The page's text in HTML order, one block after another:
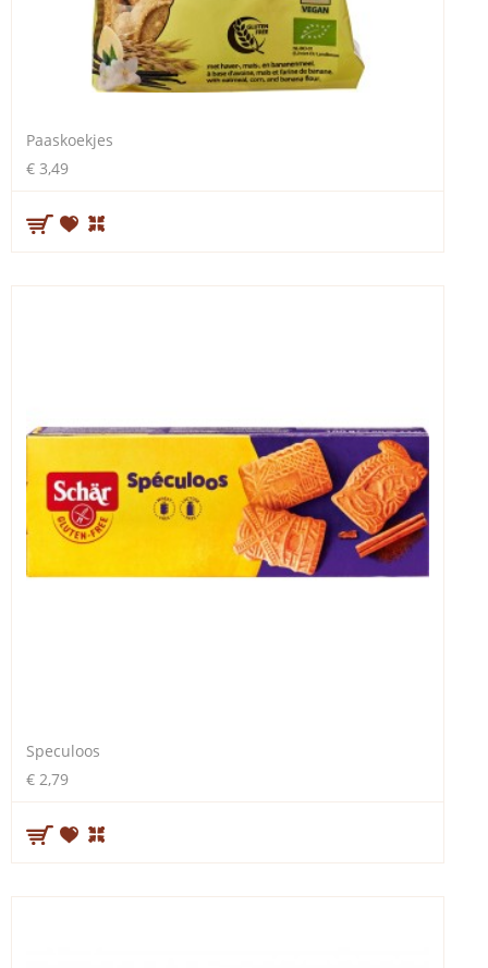
Paaskoekjes
€ 3,49
Speculoos
€ 2,79